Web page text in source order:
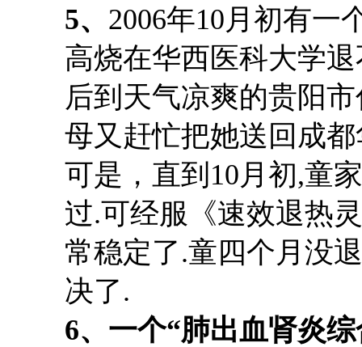
5、 2006年10月初有一
高烧在华西医科大学
后到天气凉爽的贵阳
母又赶忙把她送回成都
可是，直到 10月初,童
过.可经服《速效退热
常稳定了.童四个月没
决了.
6、 一个“肺出血肾炎